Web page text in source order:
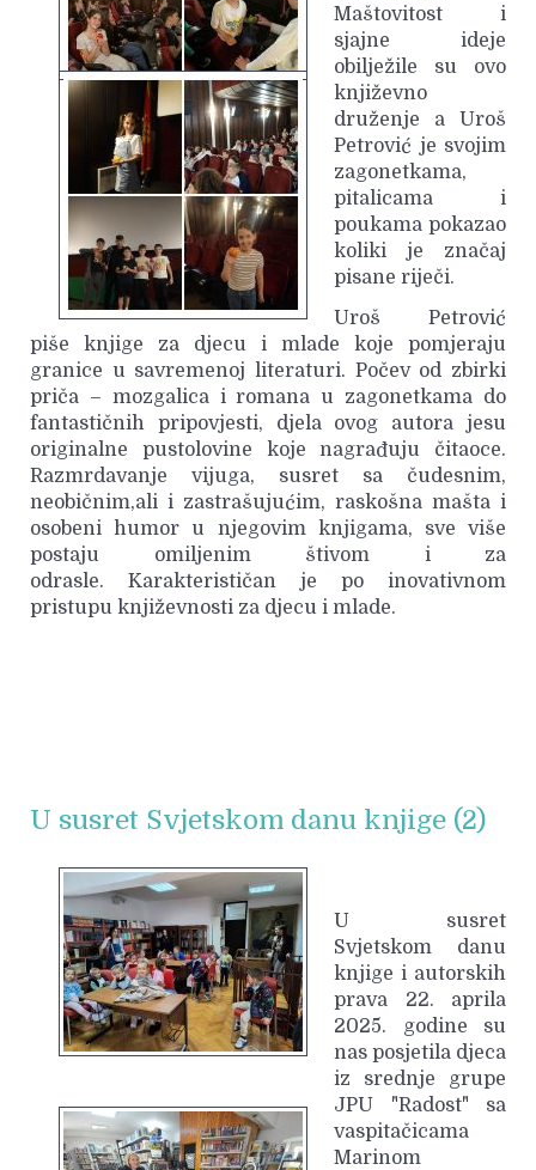
Maštovitost i
sjajne ideje
obilježile su ovo
književno
druženje a Uroš
Petrović je svojim
zagonetkama,
pitalicama i
poukama pokazao
koliki je značaj
pisane riječi.
Uroš Petrović
piše knjige za djecu i mlade koje pomjeraju
granice u savremenoj literaturi. Počev od zbirki
priča – mozgalica i romana u zagonetkama do
fantastičnih pripovjesti, djela ovog autora jesu
originalne pustolovine koje nagrađuju čitaoce.
Razmrdavanje vijuga, susret sa čudesnim,
neobičnim,ali i zastrašujućim, raskošna mašta i
osobeni humor u njegovim knjigama, sve više
postaju omiljenim štivom i za
odrasle. Karakterističan je po inovativnom
pristupu književnosti za djecu i mlade.
U susret Svjetskom danu knjige (2)
U susret
Svjetskom danu
knjige i autorskih
prava 22. aprila
2025. godine su
nas posjetila djeca
iz srednje grupe
JPU "Radost" sa
vaspitačicama
Marinom